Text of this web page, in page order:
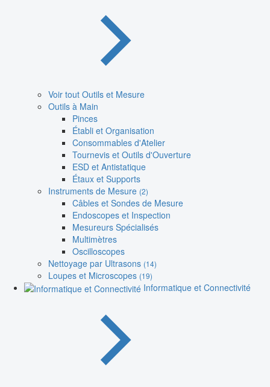
Voir tout Outils et Mesure
Outils à Main
Pinces
Établi et Organisation
Consommables d'Atelier
Tournevis et Outils d'Ouverture
ESD et Antistatique
Étaux et Supports
Instruments de Mesure (2)
Câbles et Sondes de Mesure
Endoscopes et Inspection
Mesureurs Spécialisés
Multimètres
Oscilloscopes
Nettoyage par Ultrasons (14)
Loupes et Microscopes (19)
Informatique et Connectivité